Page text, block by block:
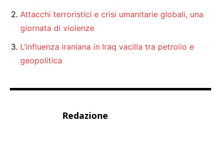
Attacchi terroristici e crisi umanitarie globali, una
giornata di violenze
L’influenza iraniana in Iraq vacilla tra petrolio e
geopolitica
Redazione